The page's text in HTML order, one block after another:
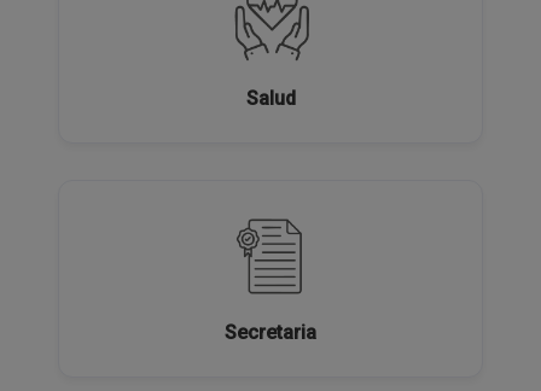
Salud
Secretaria